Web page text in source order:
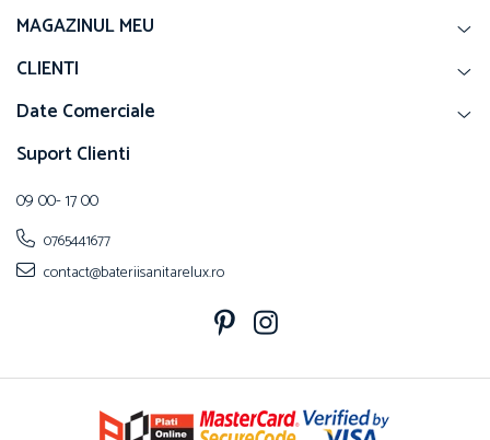
MAGAZINUL MEU
CLIENTI
Date Comerciale
Suport Clienti
09 00- 17 00
0765441677
contact@bateriisanitarelux.ro